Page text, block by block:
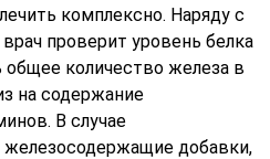
комплексно. Наряду с
проверит уровень белка
общее количество железа в
на содержание
В случае
железосодержащие добавки,